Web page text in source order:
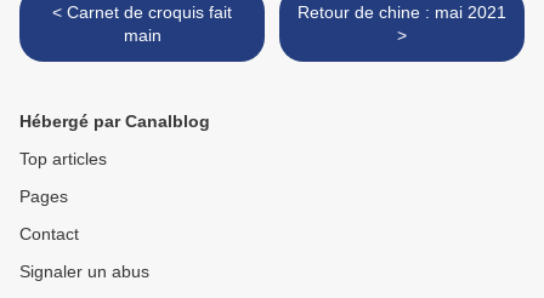
< Carnet de croquis fait
main
Retour de chine : mai 2021
>
Hébergé par Canalblog
Top articles
Pages
Contact
Signaler un abus